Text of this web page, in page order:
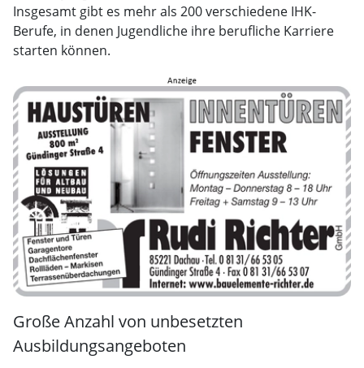
Insgesamt gibt es mehr als 200 verschiedene IHK-
Berufe, in denen Jugendliche ihre berufliche Karriere
starten können.
Große Anzahl von unbesetzten
Ausbildungsangeboten